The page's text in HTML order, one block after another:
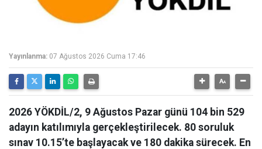
Yayınlanma: 07 Ağustos 2026 Cuma 17:46
2026 YÖKDİL/2, 9 Ağustos Pazar günü 104 bin 529
adayın katılımıyla gerçekleştirilecek. 80 soruluk
sınav 10.15’te başlayacak ve 180 dakika sürecek. En